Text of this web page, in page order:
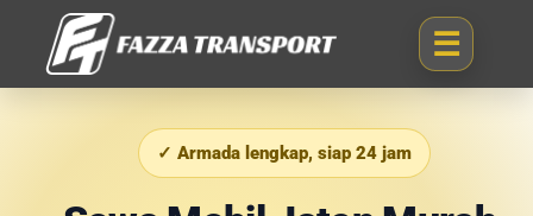
✓ Armada lengkap, siap 24 jam